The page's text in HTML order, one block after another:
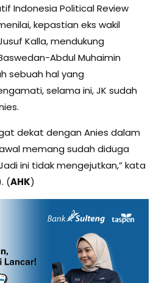
Indonesia Political Review
kepastian eks wakil
Kalla, mendukung
Abdul Muhaimin
sebuah hal yang
selama ini, JK sudah
dekat dengan Anies dalam
memang sudah diduga
ini tidak mengejutkan,” kata
(AHK)